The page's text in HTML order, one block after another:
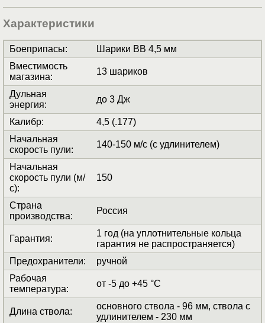
Характеристики
Боеприпасы:
Шарики BB 4,5 мм
Вместимость
магазина:
13 шариков
Дульная
энергия:
до 3 Дж
Калибр:
4,5 (.177)
Начальная
скорость пули:
140-150 м/с (с удлинителем)
Начальная
скорость пули (м/
с):
150
Страна
производства:
Россия
Гарантия:
1 год (на уплотнительные кольца
гарантия не распространяется)
Предохранители:
ручной
Рабочая
температура:
от -5 до +45 °C
Длина ствола:
основного ствола - 96 мм, ствола с
удлинителем - 230 мм